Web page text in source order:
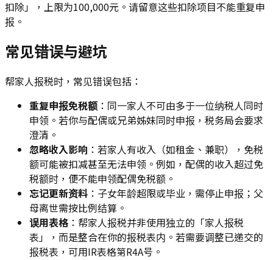
扣除」，上限为100,000元。请留意这些扣除项目不能重复申
报。
常见错误与避坑
帮家人报税时，常见错误包括：
重复申报免税额 ：同一家人不可由多于一位纳税人同时
申领。若你与配偶或兄弟姊妹同时申报，税务局会要求
澄清。
忽略收入影响 ：若家人有收入（如租金、兼职），免税
额可能被扣减甚至无法申领。例如，配偶的收入超过免
税额时，便不能申领配偶免税额。
忘记更新资料 ：子女年龄超限或毕业，需停止申报；父
母离世需按比例结算。
误用表格 ：帮家人报税并非使用独立的「家人报税
表」，而是整合在你的报税表内。若需要调整已递交的
报税表，可用IR表格第R4A号。